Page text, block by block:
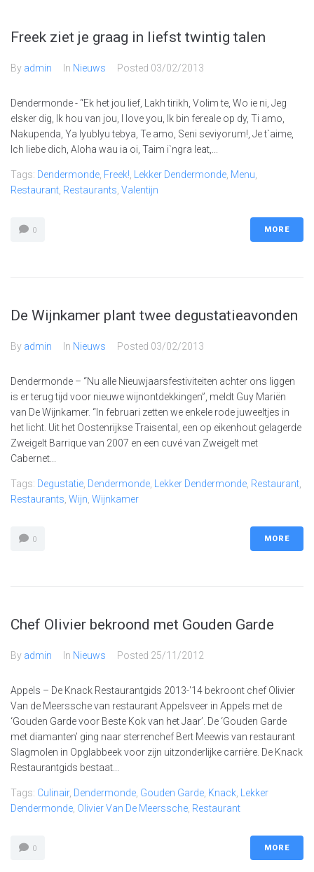
Freek ziet je graag in liefst twintig talen
By admin In Nieuws Posted 03/02/2013
Dendermonde - “Ek het jou lief, Lakh tirikh, Volim te, Wo ie ni, Jeg
elsker dig, Ik hou van jou, I love you, Ik bin fereale op dy, Ti amo,
Nakupenda, Ya lyublyu tebya, Te amo, Seni seviyorum!, Je t`aime,
Ich liebe dich, Aloha wau ia oi, Taim i`ngra leat,...
Tags: Dendermonde Freek! Lekker Dendermonde Menu
Restaurant Restaurants Valentijn
0 MORE
De Wijnkamer plant twee degustatieavonden
By admin In Nieuws Posted 03/02/2013
Dendermonde – “Nu alle Nieuwjaarsfestiviteiten achter ons liggen
is er terug tijd voor nieuwe wijnontdekkingen”, meldt Guy Mariën
van De Wijnkamer. “In februari zetten we enkele rode juweeltjes in
het licht. Uit het Oostenrijkse Traisental, een op eikenhout gelagerde
Zweigelt Barrique van 2007 en een cuvé van Zweigelt met
Cabernet...
Tags: Degustatie Dendermonde Lekker Dendermonde Restaurant
Restaurants Wijn Wijnkamer
0 MORE
Chef Olivier bekroond met Gouden Garde
By admin In Nieuws Posted 25/11/2012
Appels – De Knack Restaurantgids 2013-'14 bekroont chef Olivier
Van de Meerssche van restaurant Appelsveer in Appels met de
‘Gouden Garde voor Beste Kok van het Jaar’. De ‘Gouden Garde
met diamanten’ ging naar sterrenchef Bert Meewis van restaurant
Slagmolen in Opglabbeek voor zijn uitzonderlijke carrière. De Knack
Restaurantgids bestaat...
Tags: Culinair, Dendermonde Gouden Garde Knack
Lekker
Dendermonde Olivier Van De Meerssche Restaurant
0 MORE